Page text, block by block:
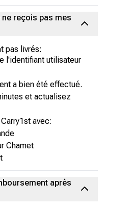
reçois pas mes
pas livrés:
l'identifiant utilisateur
a bien été effectué.
et actualisez
avec:
Chamet
après